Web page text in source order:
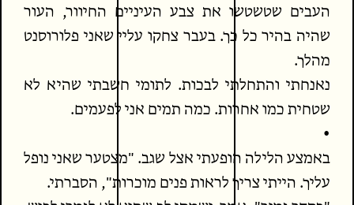
העבים שטשטשו את צבע העיניים החיוור, העור
שהיה בהיר כל כך. בעבר צחקו עליי שאני פלורוסנט
מהלך.
נאנחתי והתחלתי לבכות. לתומי חשבתי שהיא לא
שטחית כמו אחרות. כמה תמים אני לפעמים.
•
באמצע הלילה הופעתי אצל שגב. "מצטער שאני נופל
עליך. הייתי צריך לראות פנים מוכרות", הסברתי.